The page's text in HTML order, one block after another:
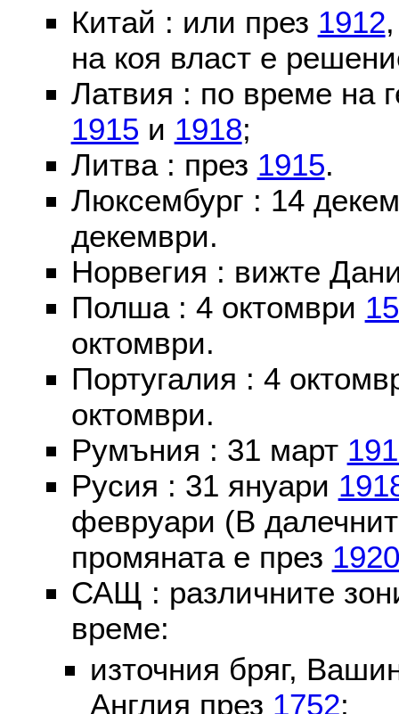
Китай : или през 1912
на коя власт е
Латвия : по време на
1915 и 1918;
Литва : през 1915.
Люксембург : 14
декември.
Норвегия : вижте
Полша : 4 октомври
октомври.
Португалия : 4
октомври.
Румъния : 31 март
Русия : 31 януари
февруари (В
промяната е през 1920
САЩ : различните
време:
източния бряг,
Англия през 1752;